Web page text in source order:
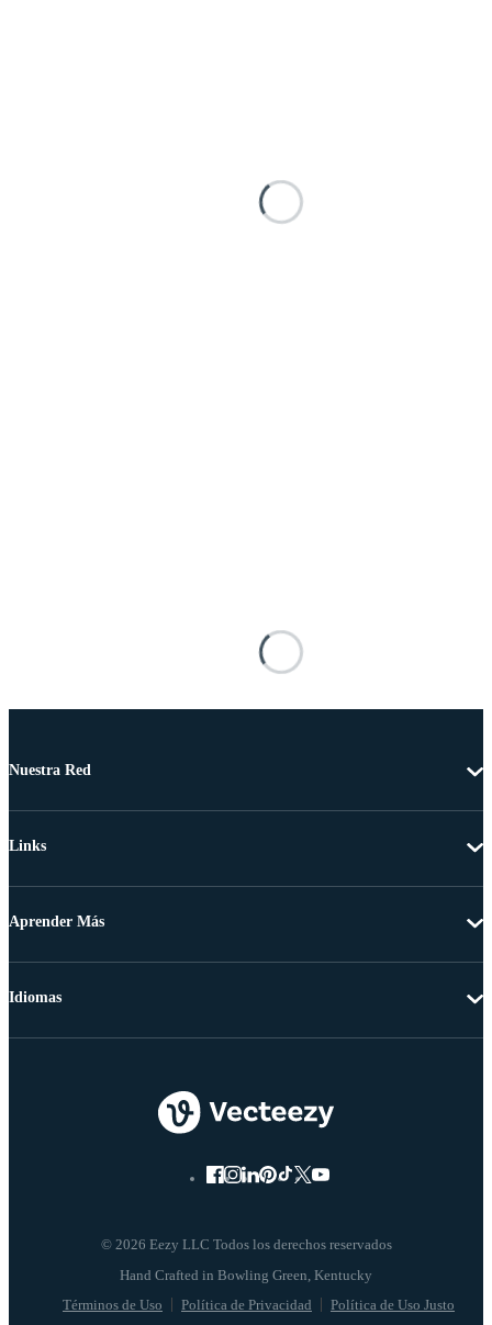
Nuestra Red
Links
Aprender Más
© 2026 Eezy LLC Todos los derechos reservados
Términos de Uso Política de Privacidad Política de Uso Justo
Idiomas